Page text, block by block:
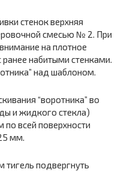
стенок верхняя
смесью № 2. При
на плотное
ранее набитыми стенками.
над шаблоном.
“воротника” во
и жидкого стекла)
всей поверхности
мм.
тигель подвергнуть